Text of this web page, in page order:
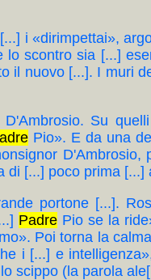
i «dirimpettai»,
scontro sia [...]
il nuovo [...]. I muri
Su
Pio». E da una
D'Ambrosio,
[...] poco prima [...]
portone [...].
Padre Pio se la
Poi torna la
i [...] e
scippo (la parola